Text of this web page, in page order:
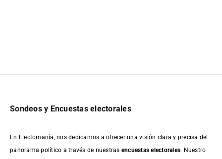
Sondeos y Encuestas electorales
En Electomanía, nos dedicamos a ofrecer una visión clara y precisa del
panorama político a través de nuestras encuestas electorales. Nuestro